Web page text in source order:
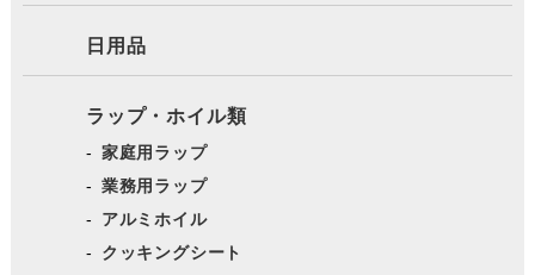
日用品
ラップ・ホイル類
家庭用ラップ
業務用ラップ
アルミホイル
クッキングシート